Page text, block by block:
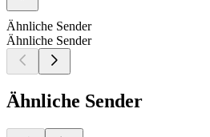
Ähnliche Sender
Ähnliche Sender
Ähnliche Sender